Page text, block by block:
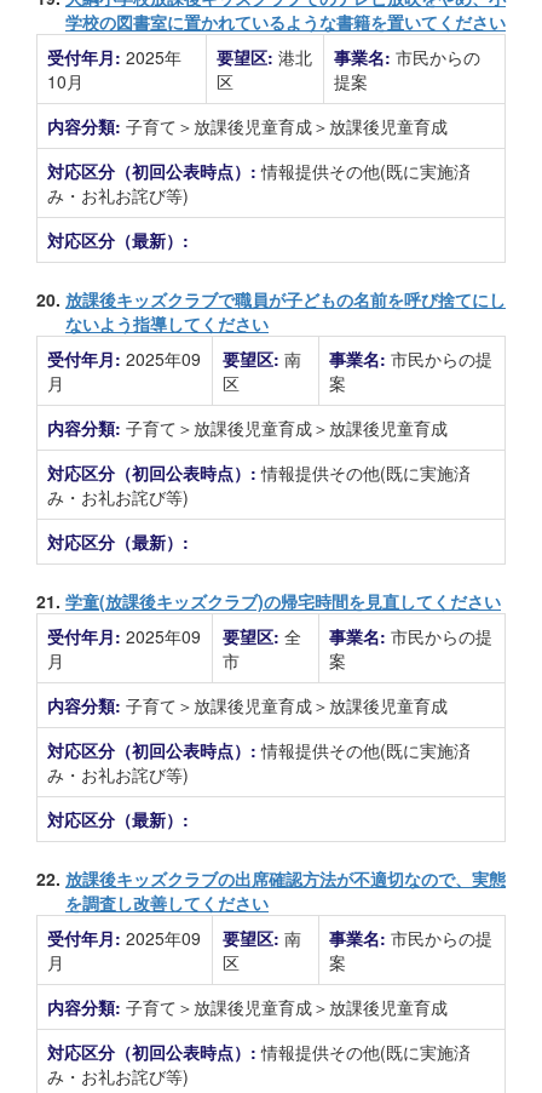
学校の図書室に置かれているような書籍を置いてください
受付年月: 2025年
10月
要望区: 港北
区
事業名: 市民からの
提案
内容分類: 子育て＞放課後児童育成＞放課後児童育成
対応区分（初回公表時点）:情報提供その他(既に実施済
み・お礼お詫び等)
対応区分（最新）:
20. 放課後キッズクラブで職員が子どもの名前を呼び捨てにし
ないよう指導してください
受付年月: 2025年09
月
要望区: 南
区
事業名: 市民からの提
案
内容分類: 子育て＞放課後児童育成＞放課後児童育成
対応区分（初回公表時点）:情報提供その他(既に実施済
み・お礼お詫び等)
対応区分（最新）:
21. 学童(放課後キッズクラブ)の帰宅時間を見直してください
受付年月: 2025年09
月
要望区: 全
市
事業名: 市民からの提
案
内容分類: 子育て＞放課後児童育成＞放課後児童育成
対応区分（初回公表時点）:情報提供その他(既に実施済
み・お礼お詫び等)
対応区分（最新）:
22. 放課後キッズクラブの出席確認方法が不適切なので、実態
を調査し改善してください
受付年月: 2025年09
月
要望区: 南
区
事業名: 市民からの提
案
内容分類: 子育て＞放課後児童育成＞放課後児童育成
対応区分（初回公表時点）:情報提供その他(既に実施済
み・お礼お詫び等)